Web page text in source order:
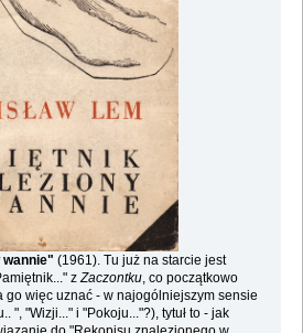
wannie" (1961). Tu już na starcie jest
zZaczontku, co początkowo
go więc uznać - w najogólniejszym sensie
", "Wizji..." i "Pokoju..."?), tytuł to - jak